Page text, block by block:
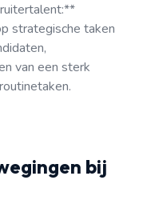
strategische taken
van een sterk
bij